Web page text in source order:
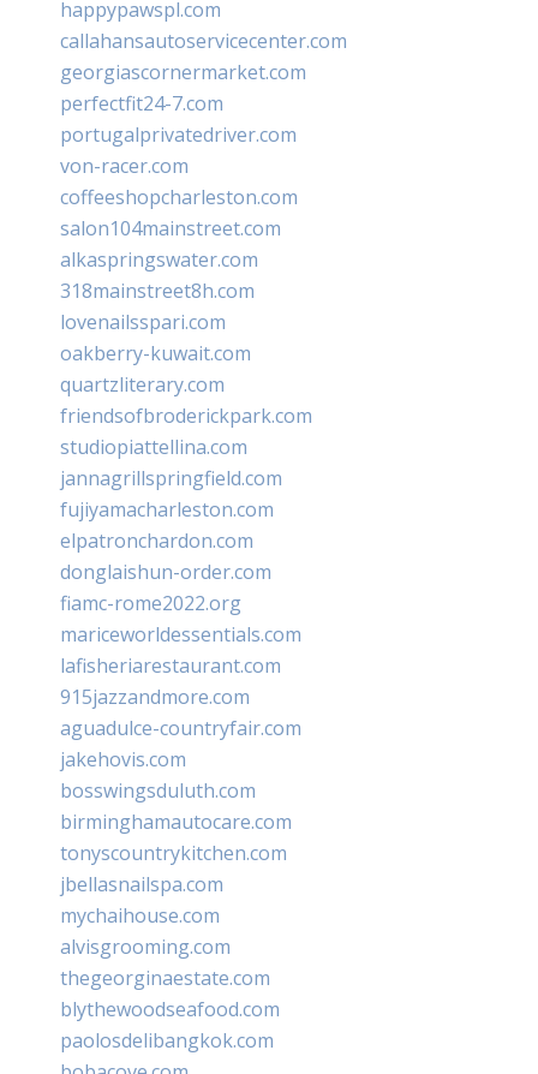
happypawspl.com
callahansautoservicecenter.com
georgiascornermarket.com
perfectfit24-7.com
portugalprivatedriver.com
von-racer.com
coffeeshopcharleston.com
salon104mainstreet.com
alkaspringswater.com
318mainstreet8h.com
lovenailsspari.com
oakberry-kuwait.com
quartzliterary.com
friendsofbroderickpark.com
studiopiattellina.com
jannagrillspringfield.com
fujiyamacharleston.com
elpatronchardon.com
donglaishun-order.com
fiamc-rome2022.org
mariceworldessentials.com
lafisheriarestaurant.com
915jazzandmore.com
aguadulce-countryfair.com
jakehovis.com
bosswingsduluth.com
birminghamautocare.com
tonyscountrykitchen.com
jbellasnailspa.com
mychaihouse.com
alvisgrooming.com
thegeorginaestate.com
blythewoodseafood.com
paolosdelibangkok.com